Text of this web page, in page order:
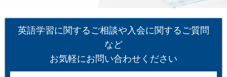
英語学習に関するご相談や入会に関するご質問
など
お気軽にお問い合わせください